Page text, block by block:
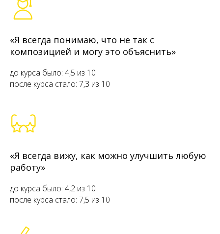
«Я всегда понимаю, что не так с
композицией и могу это объяснить»
до курса было: 4,5 из 10
после курса стало: 7,3 из 10
«Я всегда вижу, как можно улучшить любую
работу»
до курса было: 4,2 из 10
после курса стало: 7,5 из 10